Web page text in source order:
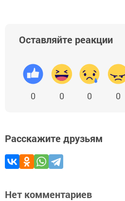
Оставляйте реакции
0 0 0 0
Расскажите друзьям
Нет комментариев